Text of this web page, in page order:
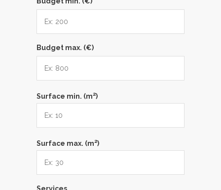
Budget max. (€)
Surface min. (m2)
Surface max. (m2)
Services